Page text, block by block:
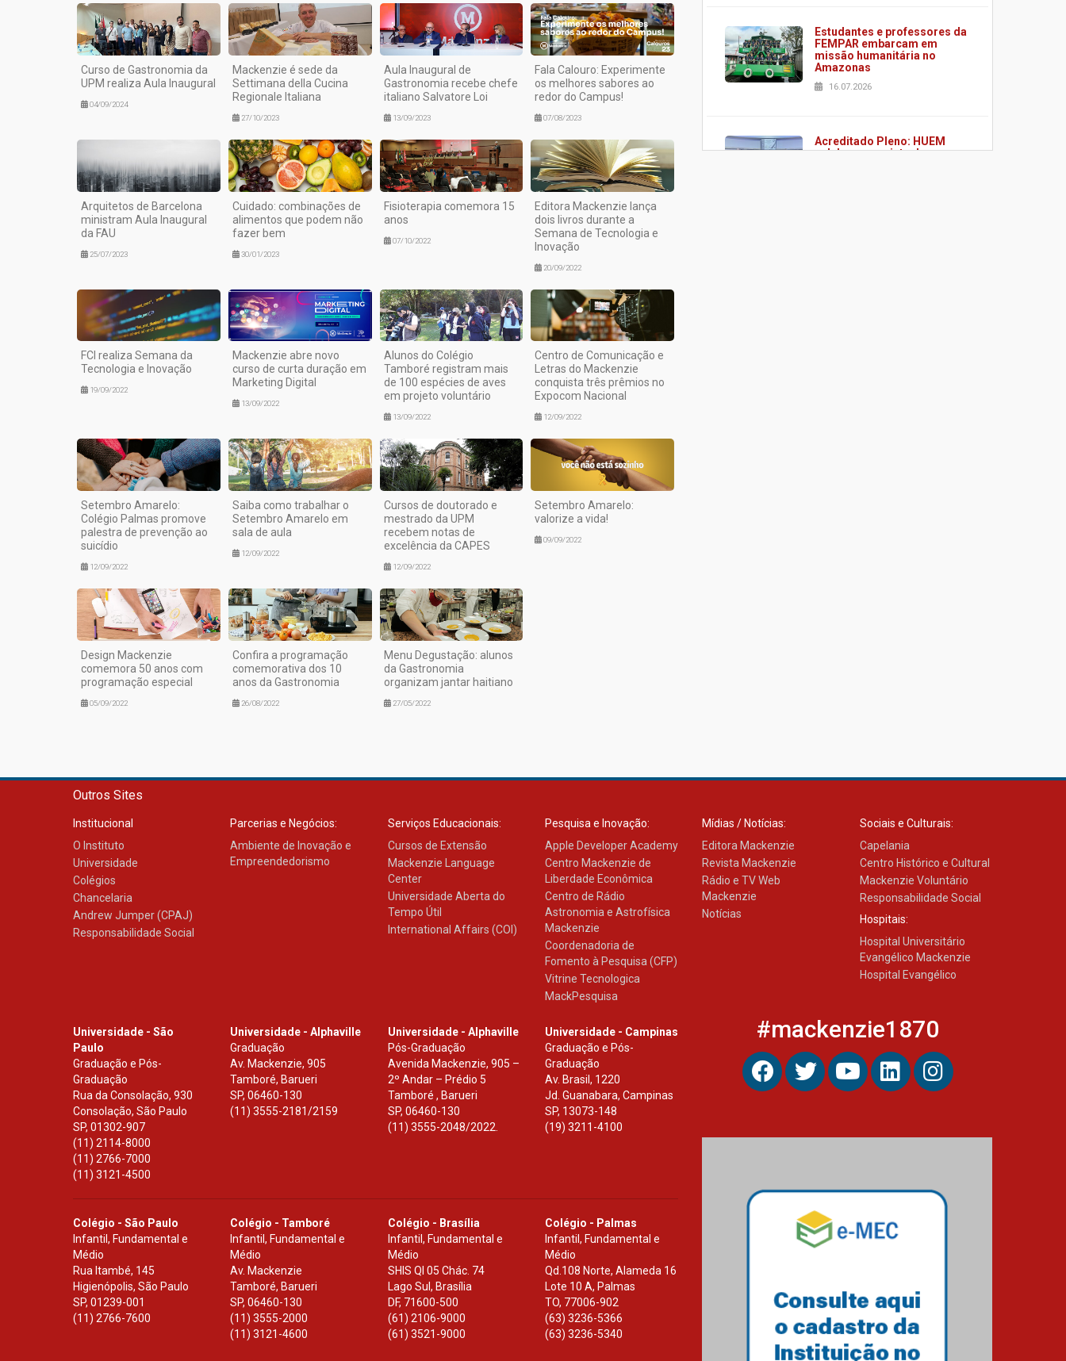
Curso de Gastronomia da
UPM realiza Aula Inaugural
04/09/2024
Mackenzie é sede da
Settimana della Cucina
Regionale Italiana
27/10/2023
Aula Inaugural de
Gastronomia recebe chefe
italiano Salvatore Loi
13/09/2023
Fala Calouro: Experimente
os melhores sabores ao
redor do Campus!
07/08/2023
Arquitetos de Barcelona
ministram Aula Inaugural
da FAU
25/07/2023
Cuidado: combinações de
alimentos que podem não
fazer bem
30/01/2023
Fisioterapia comemora 15
anos
07/10/2022
Editora Mackenzie lança
dois livros durante a
Semana de Tecnologia e
Inovação
20/09/2022
FCI realiza Semana da
Tecnologia e Inovação
19/09/2022
Mackenzie abre novo
curso de curta duração em
Marketing Digital
13/09/2022
Alunos do Colégio
Tamboré registram mais
de 100 espécies de aves
em projeto voluntário
13/09/2022
Centro de Comunicação e
Letras do Mackenzie
conquista três prêmios no
Expocom Nacional
12/09/2022
Setembro Amarelo:
Colégio Palmas promove
palestra de prevenção ao
suicídio
12/09/2022
Saiba como trabalhar o
Setembro Amarelo em
sala de aula
12/09/2022
Cursos de doutorado e
mestrado da UPM
recebem notas de
excelência da CAPES
12/09/2022
Setembro Amarelo:
valorize a vida!
09/09/2022
Design Mackenzie
comemora 50 anos com
programação especial
05/09/2022
Confira a programação
comemorativa dos 10
anos da Gastronomia
26/08/2022
Menu Degustação: alunos
da Gastronomia
organizam jantar haitiano
27/05/2022
Estudantes e professores da
FEMPAR embarcam em
missão humanitária no
Amazonas
16.07.2026
Acreditado Pleno: HUEM
celebra conquista de
Outros Sites
Institucional
O Instituto
Universidade
Colégios
Chancelaria
Andrew Jumper (CPAJ)
Responsabilidade Social
Parcerias e Negócios:
Ambiente de Inovação e
Empreendedorismo
Serviços Educacionais:
Cursos de Extensão
Mackenzie Language
Center
Universidade Aberta do
Tempo Útil
International Affairs (COI)
Pesquisa e Inovação:
Apple Developer Academy
Centro Mackenzie de
Liberdade Econômica
Centro de Rádio
Astronomia e Astrofísica
Mackenzie
Coordenadoria de
Fomento à Pesquisa (CFP)
Vitrine Tecnologica
MackPesquisa
Mídias / Notícias:
Editora Mackenzie
Revista Mackenzie
Rádio e TV Web
Mackenzie
Notícias
Sociais e Culturais:
Capelania
Centro Histórico e Cultural
Mackenzie Voluntário
Responsabilidade Social
Hospitais:
Hospital Universitário
Evangélico Mackenzie
Hospital Evangélico
Universidade - São
Paulo
Graduação e Pós-
Graduação
Rua da Consolação, 930
Consolação, São Paulo
SP, 01302-907
(11) 2114-8000
(11) 2766-7000
(11) 3121-4500
Universidade - Alphaville
Graduação
Av. Mackenzie, 905
Tamboré, Barueri
SP,06460-130
(11) 3555-2181/2159
Universidade - Alphaville
Pós-Graduação
Avenida Mackenzie, 905 –
2º Andar – Prédio 5
Tamboré , Barueri
SP, 06460-130
(11) 3555-2048/2022.
Universidade - Campinas
Graduação e Pós-
Graduação
Av. Brasil, 1220
Jd. Guanabara, Campinas
SP, 13073-148
(19) 3211-4100
Colégio - São Paulo
Infantil, Fundamental e
Médio
Rua Itambé, 145
Higienópolis, São Paulo
SP, 01239-001
(11) 2766-7600
Colégio - Tamboré
Infantil, Fundamental e
Médio
Av. Mackenzie
Tamboré, Barueri
SP,06460-130
(11) 3555-2000
(11) 3121-4600
Colégio - Brasília
Infantil, Fundamental e
Médio
SHIS Ql 05 Chác. 74
Lago Sul, Brasília
DF, 71600-500
(61) 2106-9000
(61) 3521-9000
Colégio - Palmas
Infantil, Fundamental e
Médio
Qd.108 Norte, Alameda 16
Lote 10 A, Palmas
TO, 77006-902
(63) 3236-5366
(63) 3236-5340
#mackenzie1870